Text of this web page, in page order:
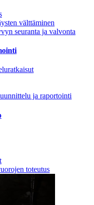
välttäminen
seuranta ja valvonta
ja raportointi
toteutus